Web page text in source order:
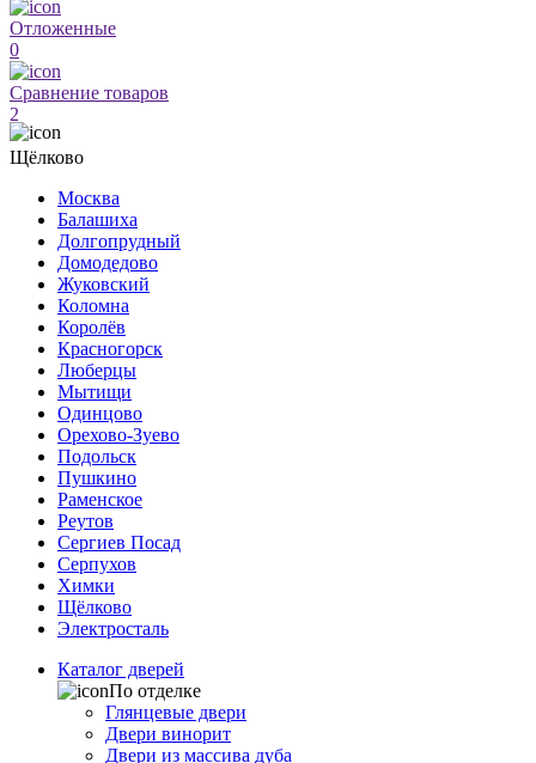
Отложенные
0
Сравнение товаров
2
Щёлково
Москва
Балашиха
Долгопрудный
Домодедово
Жуковский
Коломна
Королёв
Красногорск
Люберцы
Мытищи
Одинцово
Орехово-Зуево
Подольск
Пушкино
Раменское
Реутов
Сергиев Посад
Серпухов
Химки
Щёлково
Электросталь
Каталог дверей
По отделке
Глянцевые двери
Двери винорит
Двери из массива дуба